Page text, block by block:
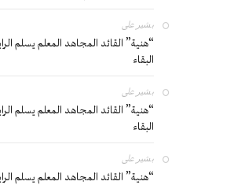
بشير على
“هنية” القائد المجاهد المعلم يسلم
البقاء
بشير على
“هنية” القائد المجاهد المعلم يسلم
البقاء
بشير على
“هنية” القائد المجاهد المعلم يسلم